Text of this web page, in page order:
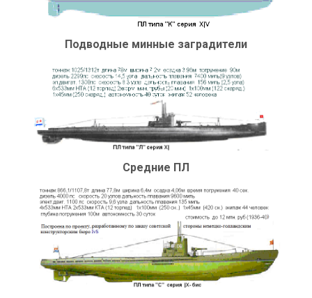
Подводные минные заградители
Средние ПЛ